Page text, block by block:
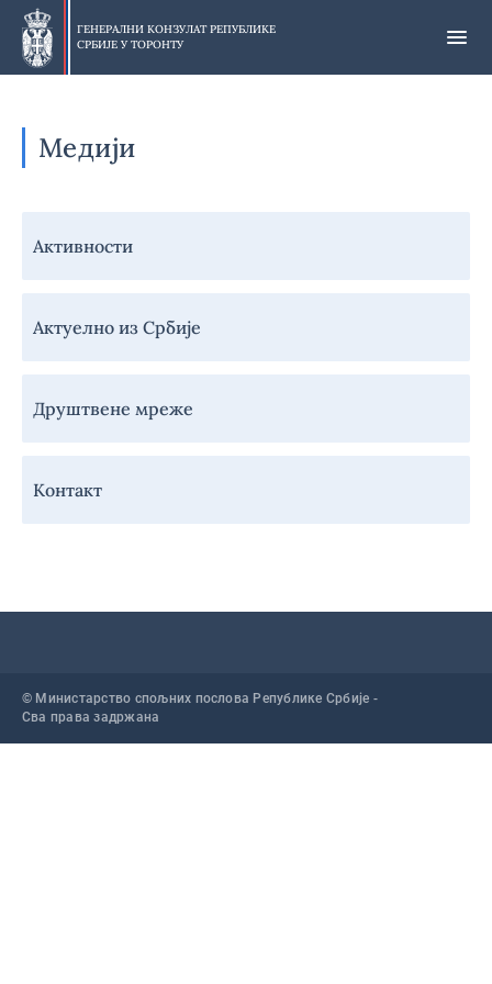
Прескочи
главни
део
ГЕНЕРАЛНИ КОНЗУЛАТ РЕПУБЛИКЕ
СРБИЈЕ У ТОРОНТУ
Медији
Активности
Актуелно из Србије
Друштвене мреже
Контакт
© Министарство спољних послова Републике Србије -
Сва права задржана